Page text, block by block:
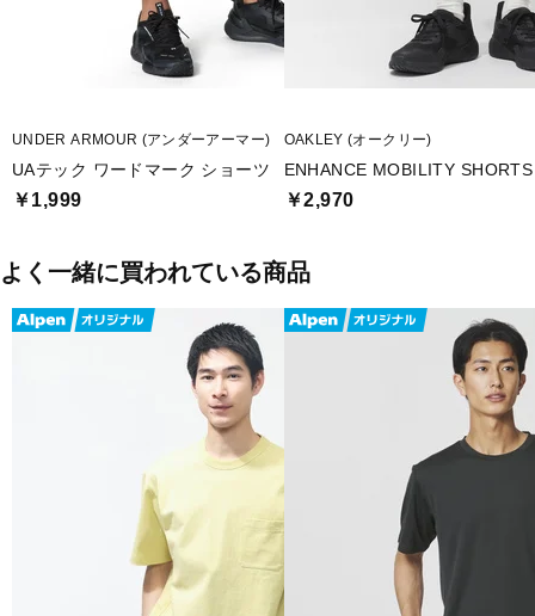
UNDER ARMOUR (アンダーアーマー)
UAテック ワードマーク ショーツ
￥1,999
OAKLEY (オークリー)
ENHANCE MOBILITY
￥2,970
よく一緒に買われている商品